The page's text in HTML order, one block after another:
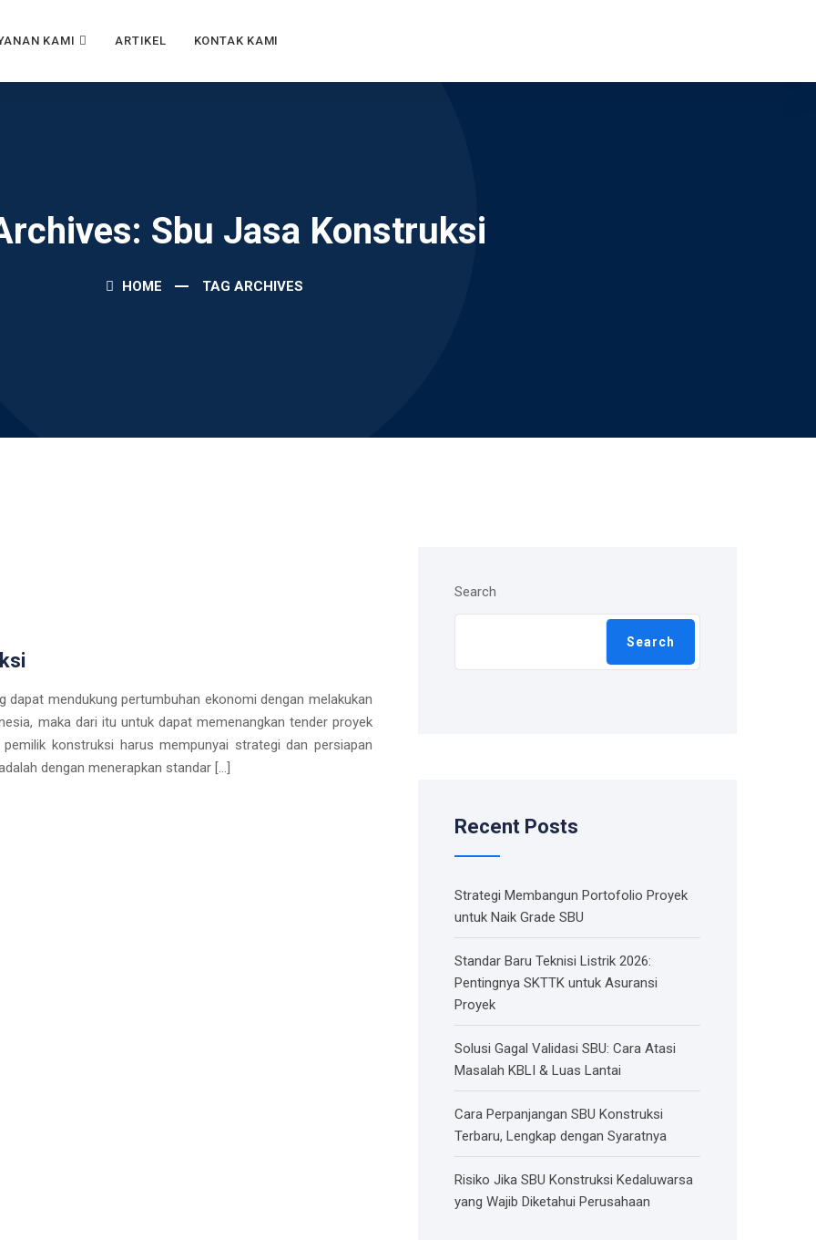
KAMI ARTIKEL KONTAK KAMI
Sbu Jasa Konstruksi
HOME TAG ARCHIVES
mendukung pertumbuhan ekonomi dengan melakukan
maka dari itu untuk dapat memenangkan tender proyek
konstruksi harus mempunyai strategi dan persiapan
dengan menerapkan standar […]
Search
Search
Recent Posts
Strategi Membangun Portofolio Proyek
untuk Naik Grade SBU
Standar Baru Teknisi Listrik 2026:
Pentingnya SKTTK untuk Asuransi
Proyek
Solusi Gagal Validasi SBU: Cara Atasi
Masalah KBLI & Luas Lantai
Cara Perpanjangan SBU Konstruksi
Terbaru, Lengkap dengan Syaratnya
Risiko Jika SBU Konstruksi Kedaluwarsa
yang Wajib Diketahui Perusahaan